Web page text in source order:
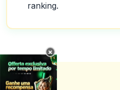
ranking.
×